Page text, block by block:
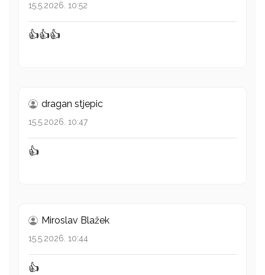
15.5.2026. 10:52
👍👍👍
dragan stjepic
15.5.2026. 10:47
👍
Miroslav Blažek
15.5.2026. 10:44
👍